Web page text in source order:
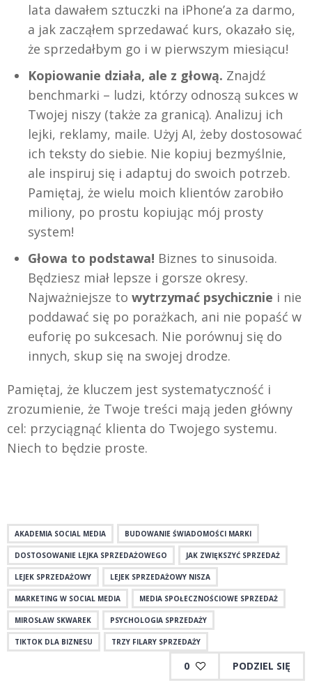
lata dawałem sztuczki na iPhone’a za darmo,
a jak zacząłem sprzedawać kurs, okazało się,
że sprzedałbym go i w pierwszym miesiącu!
Kopiowanie działa, ale z głową. Znajdź
benchmarki – ludzi, którzy odnoszą sukces w
Twojej niszy (także za granicą). Analizuj ich
lejki, reklamy, maile. Użyj AI, żeby dostosować
ich teksty do siebie. Nie kopiuj bezmyślnie,
ale inspiruj się i adaptuj do swoich potrzeb.
Pamiętaj, że wielu moich klientów zarobiło
miliony, po prostu kopiując mój prosty
system!
Głowa to podstawa! Biznes to sinusoida.
Będziesz miał lepsze i gorsze okresy.
Najważniejsze to wytrzymać psychicznie i nie
poddawać się po porażkach, ani nie popaść w
euforię po sukcesach. Nie porównuj się do
innych, skup się na swojej drodze.
Pamiętaj, że kluczem jest systematyczność i
zrozumienie, że Twoje treści mają jeden główny
cel: przyciągnąć klienta do Twojego systemu.
Niech to będzie proste.
AKADEMIA SOCIAL MEDIA BUDOWANIE ŚWIADOMOŚCI MARKI
DOSTOSOWANIE LEJKA SPRZEDAŻOWEGO JAK ZWIĘKSZYĆ SPRZEDAŻ
LEJEK SPRZEDAŻOWY LEJEK SPRZEDAŻOWY NISZA
MARKETING W SOCIAL MEDIA MEDIA SPOŁECZNOŚCIOWE SPRZEDAŻ
MIROSŁAW SKWAREK PSYCHOLOGIA SPRZEDAŻY
TIKTOK DLA BIZNESU TRZY FILARY SPRZEDAŻY
0 PODZIEL SIĘ